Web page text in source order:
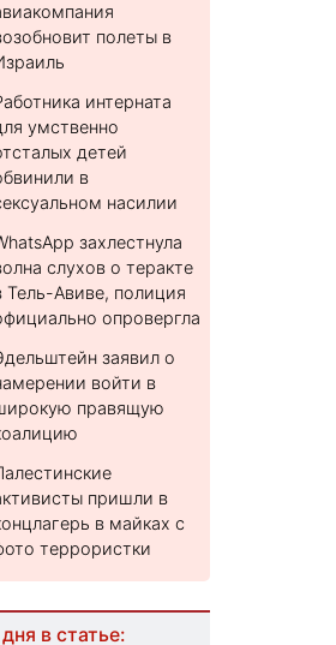
полеты в
интерната
умственно
детей
в
насилии
захлестнула
слухов о теракте
Тель-Авиве, полиция
опровергла
заявил о
войти в
правящую
пришли в
в майках с
террористки
в статье: